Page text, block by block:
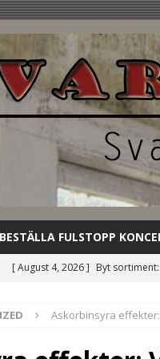
BESTÄLLA FULSTOPP
[ August 4, 2026 ] Byt
[ August 3, 2026 ] Låt
dryckesbuffén
Askorbinsyra